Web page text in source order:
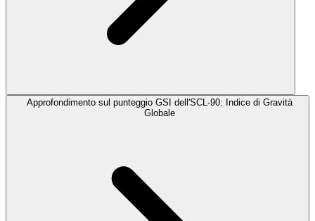
Approfondimento sul punteggio GSI dell'SCL-90: Indice di Gravità
Globale